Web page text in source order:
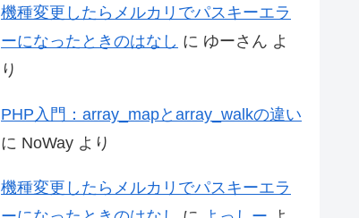
機種変更したらメルカリでパスキーエラ
ーになったときのはなし に ゆーさん よ
り
PHP入門：array_mapとarray_walkの違い
に NoWay より
機種変更したらメルカリでパスキーエラ